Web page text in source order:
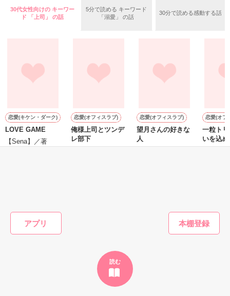
アプリ
読む
＊以前、公開していた話の改稿版です＊
作品を読む
いた。
守と由羅から『便利屋雛子』と馬鹿にされ、一人こっそり泣い
鷹哉『宜しくな、俺の雛子』🦅
雛子『俺の……ひぃ、雛子？！！！』🐥
※表紙も作中使用の画像も全てフリー素材です。
※執筆期間2026.6.3〜7.20完結です。
30代女性向けの キーワー
ド 「上司」 の話
5分で読める キーワード
「溺愛」 の話
30分で読める感動する話
恋愛(キケン・ダーク)
LOVE GAME
【Sena】／著
恋愛(オフィスラブ)
俺様上司とツンデ
レ部下
恋愛(オフィスラブ)
望月さんの好きな
人
恋愛(オフ
一粒ト
いを込